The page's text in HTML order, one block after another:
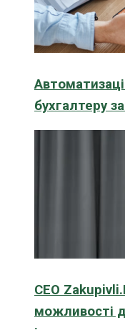
бухгалтеру
CEO
можливості